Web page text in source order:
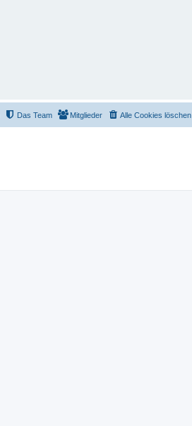
Alle Cookies löschen
Mitglieder
Das Team